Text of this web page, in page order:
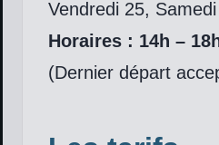
Vendredi 25,
Horaires : 14h –
(Dernier départ